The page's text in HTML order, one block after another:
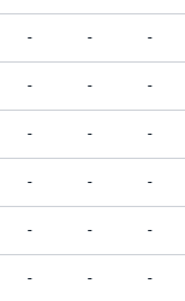
- - -
- - -
- - -
- - -
- - -
- - -